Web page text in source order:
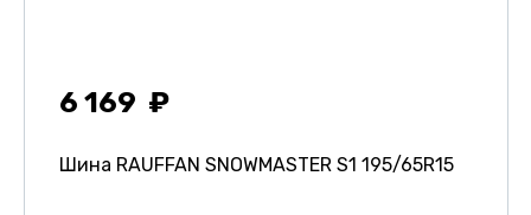
6 169
Шина RAUFFAN SNOWMASTER S1 195/65R15